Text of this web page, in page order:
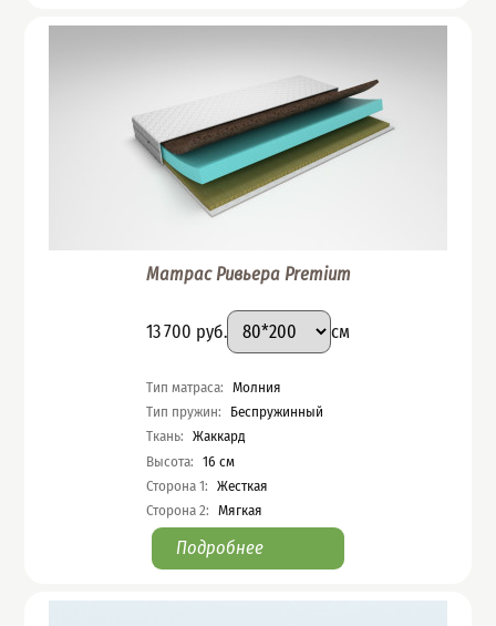
Матрас Ривьера Premium
Цена
13 700 руб.
Подобрать вариант
Размер:
см
Характеристики
Тип матраса:
Молния
Тип пружин:
Беспружинный
Ткань:
Жаккард
Высота: 16 см
Сторона 1:
Жесткая
Сторона 2: Мягкая
Подробнее